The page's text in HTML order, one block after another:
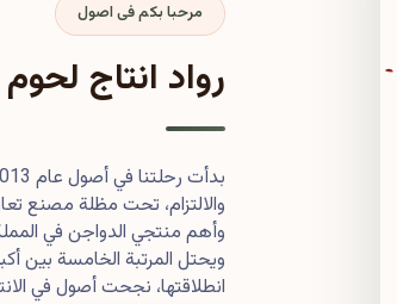
مرحبا بكم فى اصول
رواد انتاج
والالتزام، تحت مظلة مصنع
وأهم منتجي الدواجن في
ويحتل المرتبة الخامسة
انطلاقتها، نجحت أصول في